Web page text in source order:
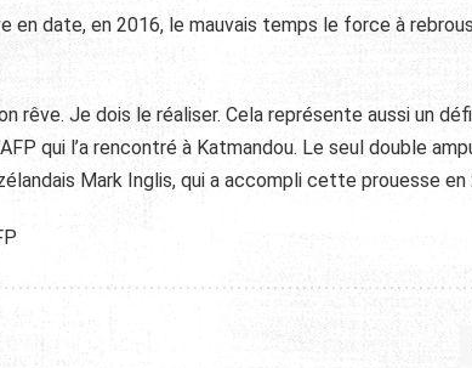
en date, en 2016, le mauvais temps le force à
rêve. Je dois le réaliser. Cela représente aussi un
qui l’a rencontré à Katmandou. Le seul double
Mark Inglis, qui a accompli cette prouesse en